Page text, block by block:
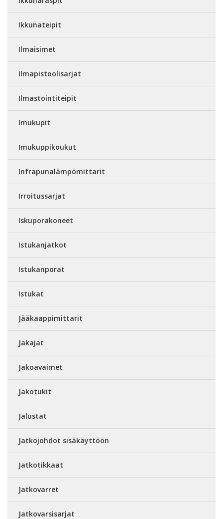
Ikkunateipit
Ilmaisimet
Ilmapistoolisarjat
Ilmastointiteipit
Imukupit
Imukuppikoukut
Infrapunalämpömittarit
Irroitussarjat
Iskuporakoneet
Istukanjatkot
Istukanporat
Istukat
Jääkaappimittarit
Jakajat
Jakoavaimet
Jakotukit
Jalustat
Jatkojohdot sisäkäyttöön
Jatkotikkaat
Jatkovarret
Jatkovarsisarjat